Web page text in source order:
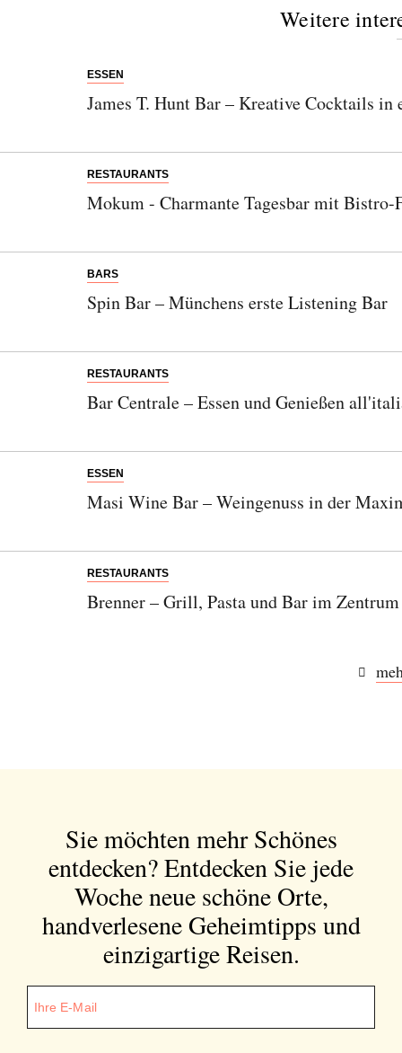
Weitere
ESSEN
James T. Hunt Bar – Kreative Cocktails
RESTAURANTS
Mokum - Charmante Tagesbar mit Bistro-
BARS
Spin Bar – Münchens erste Listening Bar
RESTAURANTS
Bar Centrale – Essen und Genießen
ESSEN
Masi Wine Bar – Weingenuss in der
RESTAURANTS
Brenner – Grill, Pasta und Bar im
Sie möchten mehr Schönes
entdecken?Entdecken Sie jede
Woche neue schöne Orte,
handverlesene Geheimtipps und
einzigartige Reisen.